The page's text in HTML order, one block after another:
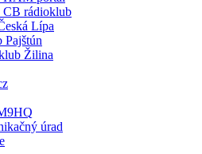
CB rádioklub
Lípa
Pajštún
Žilina
úrad